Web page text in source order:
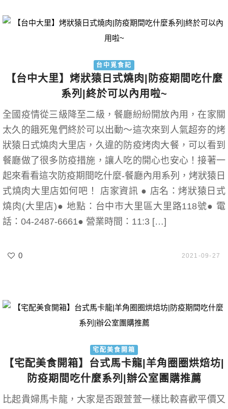
台中覓食記
【台中大里】烤狀猿日式燒肉|防疫期間吃什麼
系列|終於可以內用啦~
全國疫情從三級降至二級，餐廳紛紛開放內用，在家關
太久的餓死鬼們終於可以出動～這次來到人氣超夯的烤
狀猿日式燒肉大里店，久違的防疫烤肉大餐，可以看到
餐廳做了很多防疫措施，讓人吃的開心也安心！接著一
起來看看這次防疫期間吃什麼-餐廳內用系列，烤狀猿日
式燒肉大里店如何吧！ 店家資訊 ● 店名：烤狀猿日式
燒肉(大里店)● 地點：台中市大里區大里路118號● 電
話：04-2487-6661● 營業時間：11:3 […]
0 2021-09-27
宅配美食開箱
【宅配美食開箱】台式馬卡龍|羊角圈圈烘焙坊|
防疫期間吃什麼系列|辦公室團購推薦
比起貴婦馬卡龍，大家是否跟萱萱一樣比較喜歡平價又